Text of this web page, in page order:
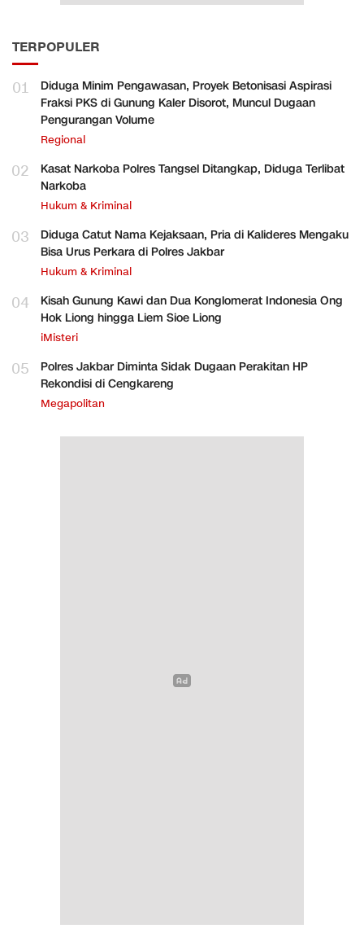
TERPOPULER
01
Diduga Minim Pengawasan, Proyek Betonisasi Aspirasi
Fraksi PKS di Gunung Kaler Disorot, Muncul Dugaan
Pengurangan Volume
Regional
02
Kasat Narkoba Polres Tangsel Ditangkap, Diduga Terlibat
Narkoba
Hukum & Kriminal
03
Diduga Catut Nama Kejaksaan, Pria di Kalideres Mengaku
Bisa Urus Perkara di Polres Jakbar
Hukum & Kriminal
04
Kisah Gunung Kawi dan Dua Konglomerat Indonesia Ong
Hok Liong hingga Liem Sioe Liong
iMisteri
05
Polres Jakbar Diminta Sidak Dugaan Perakitan HP
Rekondisi di Cengkareng
Megapolitan